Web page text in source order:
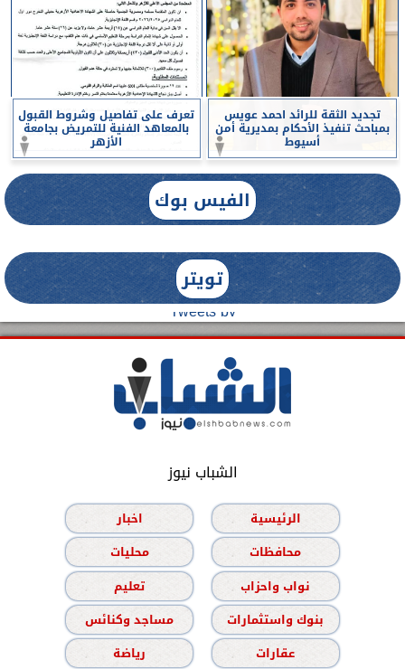
تجديد الثقة للرائد احمد عويس
بمباحث تنفيذ الأحكام بمديرية أمن
أسيوط
تعرف على تفاصيل وشروط القبول
بالمعاهد الفنية للتمريض بجامعة
الأزهر
الفيس بوك
تويتر
Tweets by
الشباب نيوز
الرئيسية
اخبار
محافظات
محليات
نواب واحزاب
تعليم
بنوك واستثمارات
مساجد وكنائس
عقارات
رياضة